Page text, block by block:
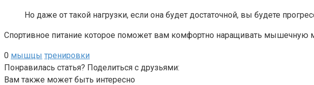
Но даже от такой нагрузки, если она будет достаточной, вы будете
Спортивное питание которое поможет вам комфортно наращивать мышечную
0 мышцы тренировки
Понравилась статья? Поделиться с друзьями:
Вам также может быть интересно